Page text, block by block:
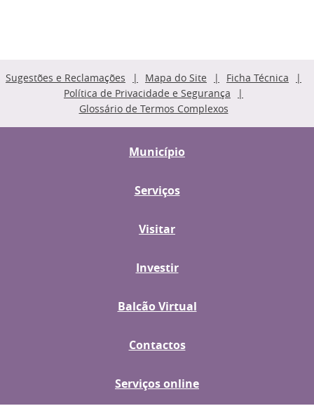
Sugestões e Reclamações Mapa do Site
Ficha Técnica
Política de Privacidade e Segurança
Glossário de Termos Complexos
Município
Serviços
Visitar
Investir
Balcão Virtual
Contactos
Serviços online